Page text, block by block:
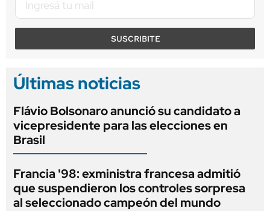
SUSCRIBITE
Últimas noticias
Flávio Bolsonaro anunció su candidato a
vicepresidente para las elecciones en
Brasil
Francia '98: exministra francesa admitió
que suspendieron los controles sorpresa
al seleccionado campeón del mundo